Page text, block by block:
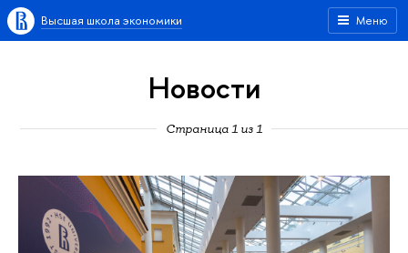
Меню
Высшая школа экономики
Новости
Страница 1 из 1